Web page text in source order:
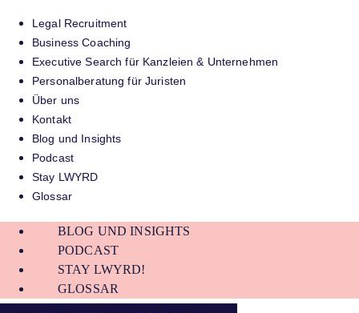
Legal Recruitment
Business Coaching
Executive Search für Kanzleien & Unternehmen
Personalberatung für Juristen
Über uns
Kontakt
Blog und Insights
Podcast
Stay LWYRD
Glossar
BLOG UND INSIGHTS
PODCAST
STAY LWYRD!
GLOSSAR